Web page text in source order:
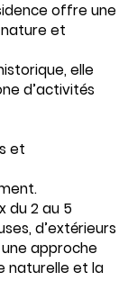
offre une
et
elle
d’activités
et
du 2 au 5
d’extérieurs
approche
naturelle et la